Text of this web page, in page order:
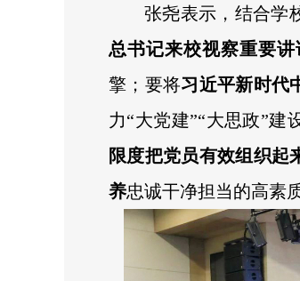
张尧表示，结合学
总书记来校视察重要讲
擎；要将习近平新时代
力“大党建”“大思政”建
限度把党员有效组织起
养忠诚干净担当的高素